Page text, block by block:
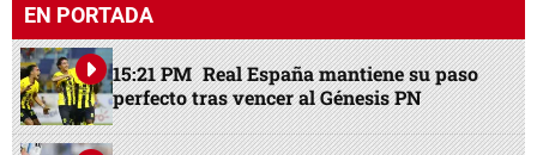
EN PORTADA
15:21 PM Real España mantiene su paso
perfecto tras vencer al Génesis PN